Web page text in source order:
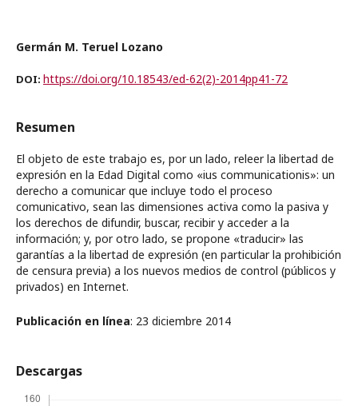
Germán M. Teruel Lozano
DOI: https://doi.org/10.18543/ed-62(2)-2014pp41-72
Resumen
El objeto de este trabajo es, por un lado, releer la libertad de
expresión en la Edad Digital como «ius communicationis»: un
derecho a comunicar que incluye todo el proceso
comunicativo, sean las dimensiones activa como la pasiva y
los derechos de difundir, buscar, recibir y acceder a la
información; y, por otro lado, se propone «traducir» las
garantías a la libertad de expresión (en particular la prohibición
de censura previa) a los nuevos medios de control (públicos y
privados) en Internet.
Publicación en línea: 23 diciembre 2014
Descargas